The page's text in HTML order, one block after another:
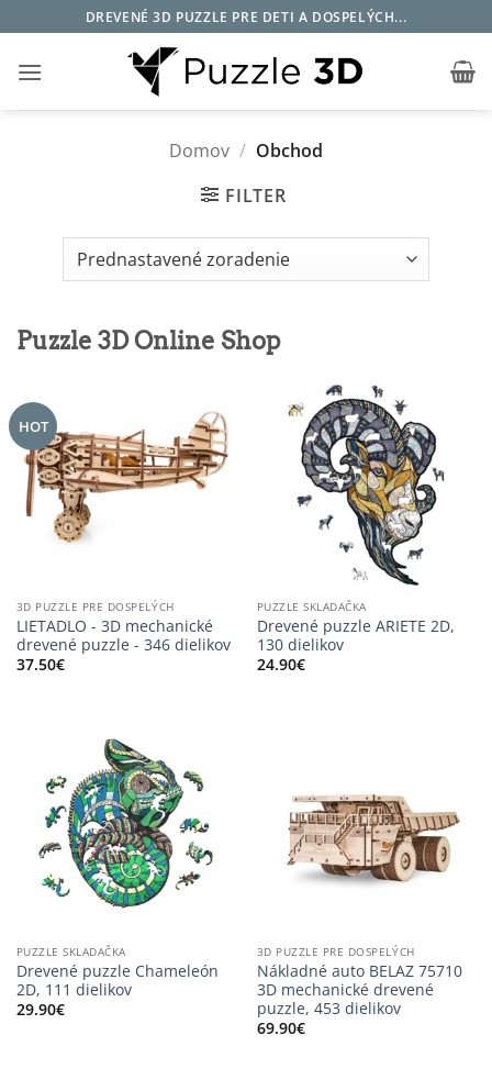
to
content
DREVENÉ 3D PUZZLE PRE DETI A DOSPELÝCH...
Domov / Obchod
FILTER
Puzzle 3D Online Shop
HOT
3D PUZZLE PRE DOSPELÝCH
LIETADLO - 3D mechanické
drevené puzzle - 346 dielikov
37.50€
PUZZLE SKLADAČKA
Drevené puzzle ARIETE 2D,
130 dielikov
24.90€
PUZZLE SKLADAČKA
Drevené puzzle Chameleón
2D, 111 dielikov
29.90€
3D PUZZLE PRE DOSPELÝCH
Nákladné auto BELAZ 75710
3D mechanické drevené
puzzle, 453 dielikov
69.90€